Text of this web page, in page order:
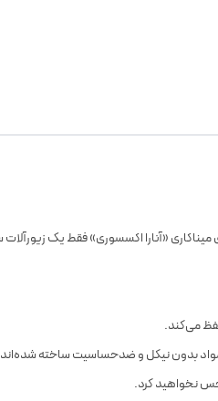
«آنارا اکسسوری» فقط یک
می‌کند.
بدون نیکل و ضدحساسیت ساخته
نخواهید کرد.